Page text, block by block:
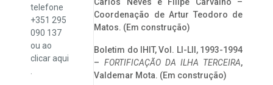
telefone
+351 295
090 137
ou ao
clicaraqui
Coordenação de Artur Teodoro de
Matos. (Em construção)
Boletim do IHIT, Vol. LI-LII, 1993-1994
– FORTIFICAÇÃO DA ILHA TERCEIRA,
Valdemar Mota. (Em construção)